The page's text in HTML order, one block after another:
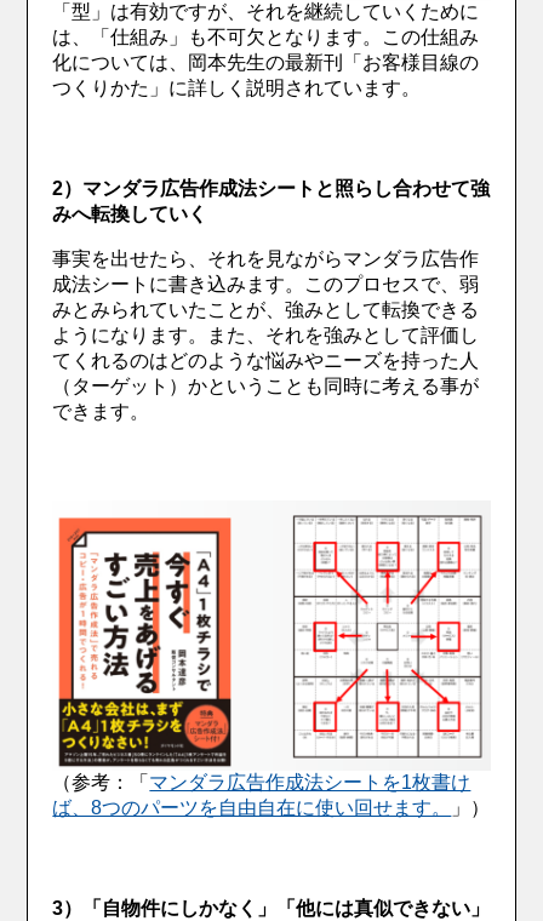
「型」は有効ですが、それを継続していくために
は、「仕組み」も不可欠となります。この仕組み
化については、岡本先生の最新刊「お客様目線の
つくりかた」に詳しく説明されています。
2）マンダラ広告作成法シートと照らし合わせて強
みへ転換していく
事実を出せたら、それを見ながらマンダラ広告作
成法シートに書き込みます。このプロセスで、弱
みとみられていたことが、強みとして転換できる
ようになります。また、それを強みとして評価し
てくれるのはどのような悩みやニーズを持った人
（ターゲット）かということも同時に考える事が
できます。
（参考：「 マンダラ広告作成法シートを1枚書け
ば、8つのパーツを自由自在に使い回せます。
」）
3）「自物件にしかなく」「他には真似できない」